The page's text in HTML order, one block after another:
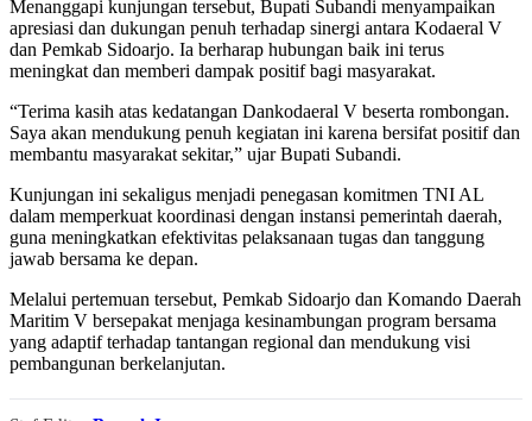
Menanggapi kunjungan tersebut, Bupati Subandi menyampaikan
apresiasi dan dukungan penuh terhadap sinergi antara Kodaeral V
dan Pemkab Sidoarjo. Ia berharap hubungan baik ini terus
meningkat dan memberi dampak positif bagi masyarakat.
“Terima kasih atas kedatangan Dankodaeral V beserta rombongan.
Saya akan mendukung penuh kegiatan ini karena bersifat positif dan
membantu masyarakat sekitar,” ujar Bupati Subandi.
Kunjungan ini sekaligus menjadi penegasan komitmen TNI AL
dalam memperkuat koordinasi dengan instansi pemerintah daerah,
guna meningkatkan efektivitas pelaksanaan tugas dan tanggung
jawab bersama ke depan.
Melalui pertemuan tersebut, Pemkab Sidoarjo dan Komando Daerah
Maritim V bersepakat menjaga kesinambungan program bersama
yang adaptif terhadap tantangan regional dan mendukung visi
pembangunan berkelanjutan.